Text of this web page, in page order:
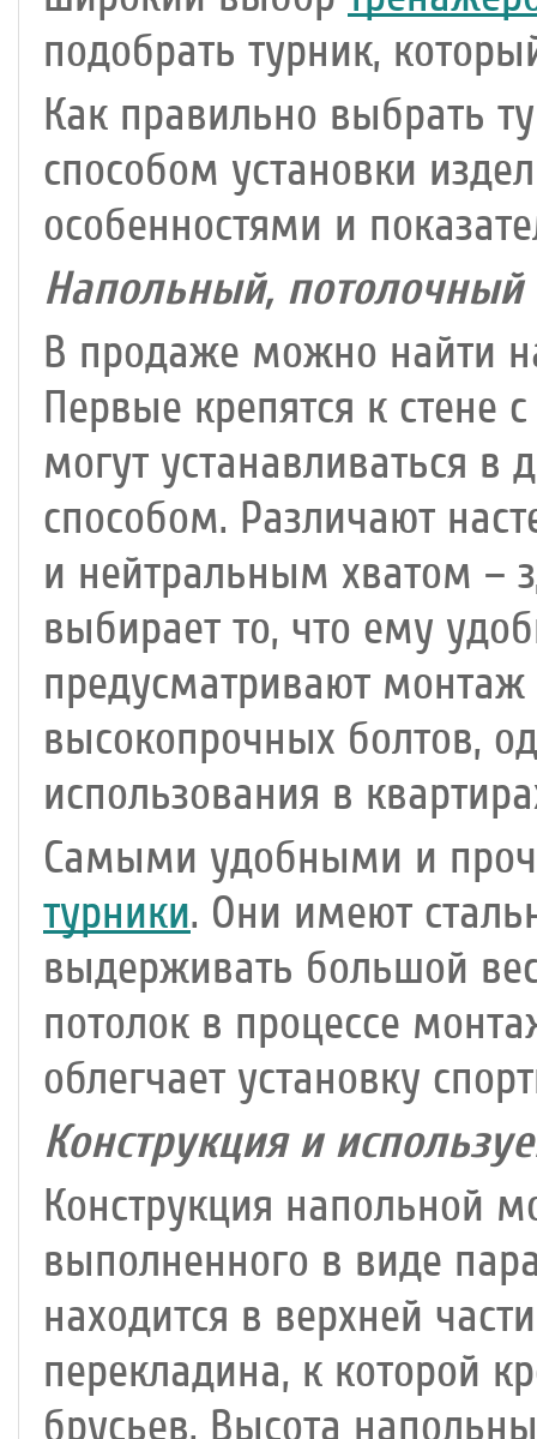
подобрать турник,
Как правильно выбрать
способом установки
особенностями и
Напольный, потолочный
В продаже можно найти
Первые крепятся к
могут устанавливаться
способом. Различают
и нейтральным хватом –
выбирает то, что ему
предусматривают
высокопрочных болтов,
использования в
Самыми удобными и
турники. Они имеют
выдерживать большой
потолок в процессе
облегчает установку
Конструкция и
Конструкция напольной
выполненного в виде
находится в верхней
перекладина, к которой
брусьев. Высота